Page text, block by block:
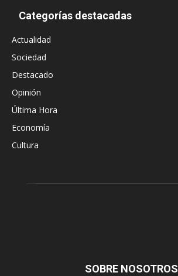
Categorías destacadas
Actualidad
Sociedad
Destacado
Opinión
Última Hora
Economía
Cultura
SOBRE NOSOTROS